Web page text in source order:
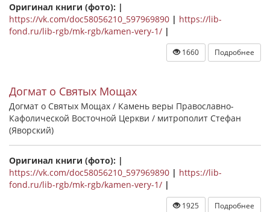
Оригинал книги (фото): |
https://vk.com/doc58056210_597969890 | https://lib-
fond.ru/lib-rgb/mk-rgb/kamen-very-1/ |
1660 Подробнее
Догмат о Святых Мощах
Догмат о Святых Мощах / Камень веры Православно-
Кафолической Восточной Церкви / митрополит Стефан
(Яворский)
Оригинал книги (фото): |
https://vk.com/doc58056210_597969890 | https://lib-
fond.ru/lib-rgb/mk-rgb/kamen-very-1/ |
1925 Подробнее